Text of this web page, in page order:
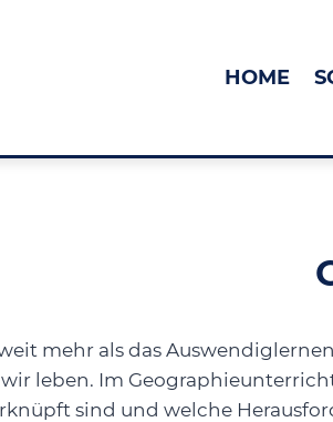
HOME
mehr als das
leben. Im
sind und welche